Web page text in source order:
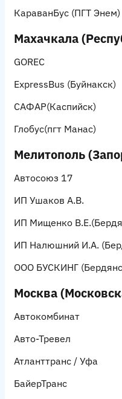
КараванБус (ПГТ Энем)
Махачкала
GOREC
ExpressBus (Буйнакск)
САФАР(Каспийск)
Глобус(пгт Манас)
Мелитополь
Автосоюз 17
ИП Ушаков А.В.
ИП Мищенко В.Е.
ИП Налюшний И.А.
ООО БУСКИНГ
Москва
Автокомбинат
Авто-Тревел
Атланттранс / Уфа
БайерТранс